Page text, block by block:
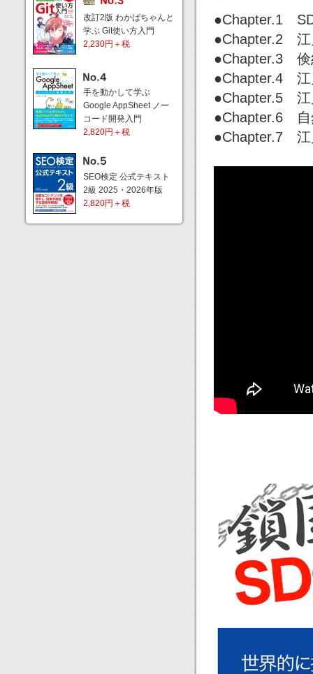
改訂2版 わかばちゃんと
学ぶ Git使い方入門
2,230円＋税
手を動かして学ぶ
Google AppSheet ノー
コード開発入門
2,820円＋税
SEO検定 公式テキスト
2級 2025・2026年版
2,820円＋税
●Chapter.1
●Chapter.2 江
●Chapter.3 倹
●Chapter.4 江
●Chapter.5 江
●Chapter.6 自
●Chapter.7 江